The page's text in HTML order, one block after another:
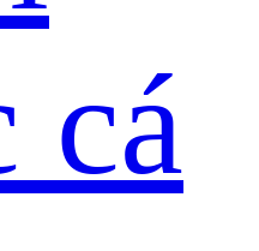
cá